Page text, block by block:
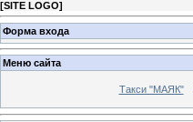
[SITE LOGO]
Форма входа
Меню сайта
Такси "МАЯК"